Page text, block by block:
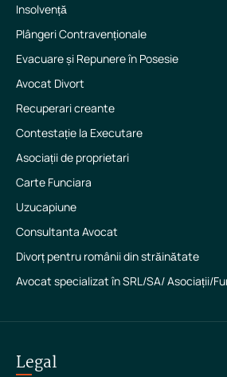
Insolvență
Plângeri Contravenționale
Evacuare și Repunere în Posesie
Avocat Divort
Recuperari creante
Contestație la Executare
Asociații de proprietari
Carte Funciara
Uzucapiune
Consultanta Avocat
Divorț pentru românii din străinătate
Avocat specializat în SRL/SA/ Asociații/
Legal